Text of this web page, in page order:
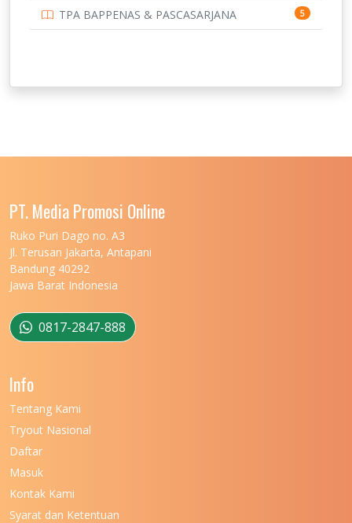
134
UNIVERSITAS JEMBER
UNIVERSITAS MALIKUSSALEH
UNIVERSITAS MARITIM RAJA ALI HAJI
UNIVERSITAS MATARAM
UNIVERSITAS MULAWARMAN
UNIVERSITAS MUSAMUS
UNIVERSITAS NEGERI KHAIRUN
UNIVERSITAS NEGERI MANADO
TPA BAPPENAS & PASCASARJANA 5
PT. Media Promosi Online
Ruko Puri Dago no. A3
Jl. Terusan Jakarta, Antapani
Bandung 40292
Jawa Barat Indonesia
0817-2847-888
Info
Tentang Kami
Tryout Nasional
Daftar
Masuk
Kontak Kami
Syarat dan Ketentuan